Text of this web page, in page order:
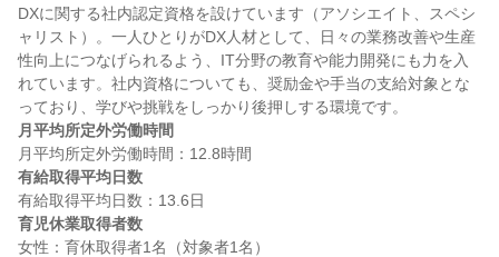
DXに関する社内認定資格を設けています（アソシエイト、スペシ
ャリスト）。一人ひとりがDX人材として、日々の業務改善や生産
性向上につなげられるよう、IT分野の教育や能力開発にも力を入
れています。社内資格についても、奨励金や手当の支給対象とな
月平均所定外労働時間
有給取得平均日数
育児休業取得者数
女性：育休取得者1名（対象者1名）